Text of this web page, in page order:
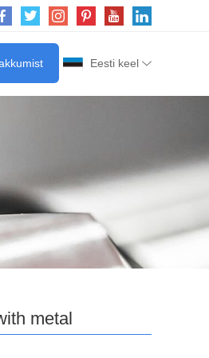
Eesti keel
metal